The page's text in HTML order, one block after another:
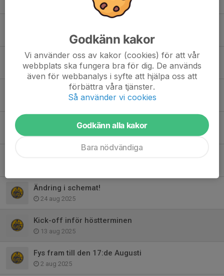
20 dec 2025
Helgens förbundsmästerskap i stå på Hacksjö.
12 dec 2025
fysträning lördagar kl15-17
12 dec 2025
Diskoskytte fredag kl18-19
Ändring i schemat!
24 aug 2025
Kick-off inför höstterminen
13 aug 2025
Fys fram till den 17:de Augusti
2 aug 2025
Godkänn kakor
Vi använder oss av kakor (cookies) för att vår
webbplats ska fungera bra för dig. De används
även för webbanalys i syfte att hjälpa oss att
förbättra våra tjänster.
Så använder vi cookies
Godkänn alla kakor
Bara nödvändiga